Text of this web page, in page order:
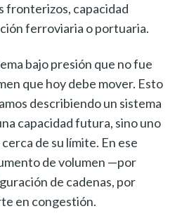
fronterizos, capacidad
ferroviaria o portuaria.
bajo presión que no fue
que hoy debe mover. Esto
describiendo un sistema
capacidad futura, sino uno
de su límite. En ese
de volumen —por
de cadenas, por
en congestión.